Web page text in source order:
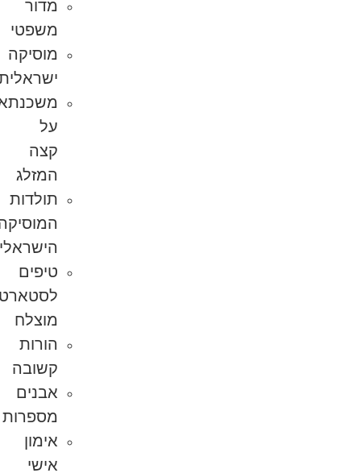
מדור
משפטי
מוסיקה
ישראלית
משכנתא
המזלג
תולדות
המוסיקה
הישראלית
טיפים
לסטארט-אפ
מוצלח
הורות
קשובה
אבנים
מספרות
אימון
אישי